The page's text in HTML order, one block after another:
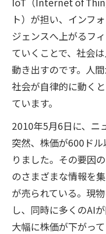
ト）が担い、インフ
ジェンスへ上がるフ
ていくことで、社会
動き出すのです。人
社会が自律的に動く
ています。
2010年5月6日に、ニ
突然、株価が600ド
りました。その要因
のさまざまな情報を
が売られている。現
し、同時に多くのAI
大幅に株価が下がっ